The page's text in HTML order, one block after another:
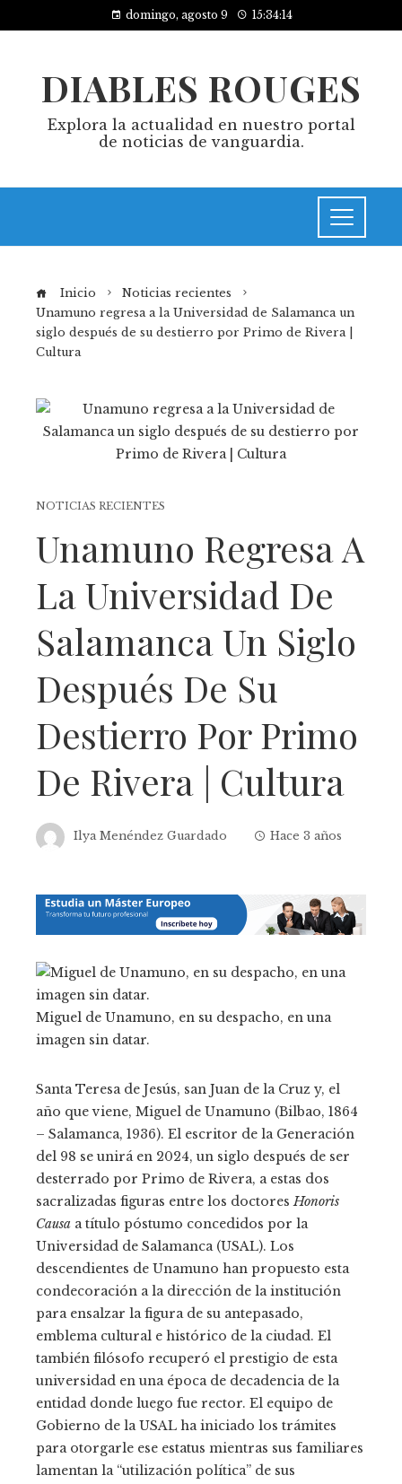
domingo, agosto 9 15:34:14
DIABLES ROUGES
Explora la actualidad en nuestro portal
de noticias de vanguardia.
Inicio
Noticias recientes
Unamuno regresa a la Universidad de Salamanca un
siglo después de su destierro por Primo de Rivera |
Cultura
NOTICIAS RECIENTES
Unamuno Regresa A
La Universidad De
Salamanca Un Siglo
Después De Su
Destierro Por Primo
De Rivera | Cultura
Ilya Menéndez Guardado Hace 3 años
Miguel de Unamuno, en su despacho, en una
imagen sin datar.
Santa Teresa de Jesús, san Juan de la Cruz y, el
año que viene, Miguel de Unamuno (Bilbao, 1864
– Salamanca, 1936). El escritor de la Generación
del 98 se unirá en 2024, un siglo después de ser
desterrado por Primo de Rivera, a estas dos
sacralizadas figuras entre los doctores Honoris
Causa a título póstumo concedidos por la
Universidad de Salamanca (USAL). Los
descendientes de Unamuno han propuesto esta
condecoración a la dirección de la institución
para ensalzar la figura de su antepasado,
emblema cultural e histórico de la ciudad. El
también filósofo recuperó el prestigio de esta
universidad en una época de decadencia de la
entidad donde luego fue rector. El equipo de
Gobierno de la USAL ha iniciado los trámites
para otorgarle ese estatus mientras sus familiares
lamentan la “utilización política” de sus